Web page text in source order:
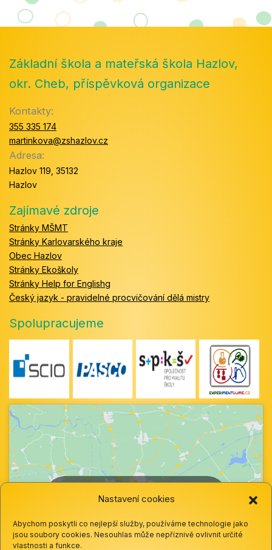
Nastavení cookies
Abychom poskytli co nejlepší služby, používáme technologie jako
jsou soubory cookies. Nesouhlas může nepříznivě ovlivnit určité
vlastnosti a funkce.
Základní škola a mateřská škola Hazlov,
okr. Cheb, příspěvková organizace
Kontakty:
355 335 174
martinkova@zshazlov.cz
Adresa:
Hazlov 119, 35132
Hazlov
Zajímavé zdroje
Stránky MŠMT
Stránky Karlovarského kraje
Obec Hazlov
Stránky Ekoškoly
Stránky Help for Englishg
Český jazyk - pravidelné procvičování dělá mistry
Spolupracujeme
cookie a povolte tento obsah